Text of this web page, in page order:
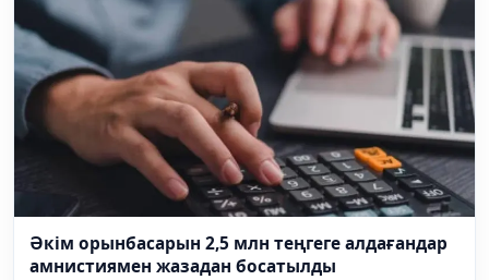
Әкім орынбасарын 2,5 млн теңгеге алдағандар
амнистиямен жазадан босатылды